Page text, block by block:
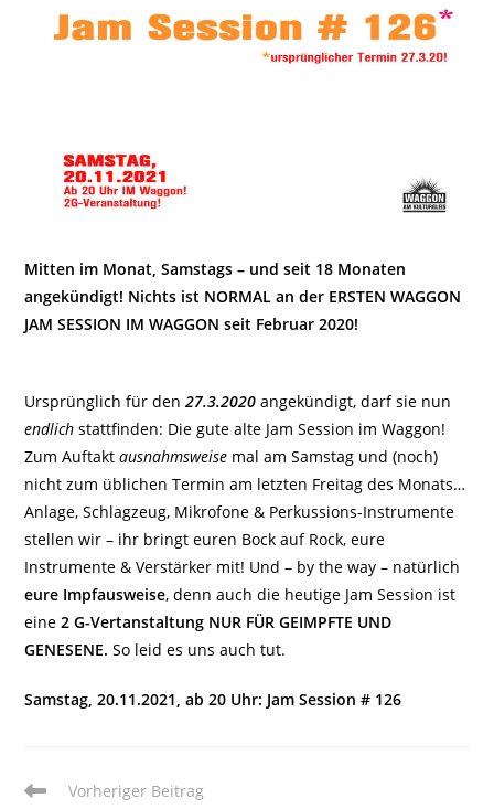
Mitten im Monat, Samstags – und seit 18 Monaten
angekündigt! Nichts ist NORMAL an der ERSTEN WAGGON
JAM SESSION IM WAGGON seit Februar 2020!
Ursprünglich für den27.3.2020 angekündigt, darf sie nun
endlichstattfinden: Die gute alte Jam Session im Waggon!
Zum Auftaktausnahmsweise mal am Samstag und (noch)
nicht zum üblichen Termin am letzten Freitag des Monats…
Anlage, Schlagzeug, Mikrofone & Perkussions-Instrumente
stellen wir – ihr bringt euren Bock auf Rock, eure
Instrumente & Verstärker mit! Und – by the way – natürlich
eure Impfausweise, denn auch die heutige Jam Session ist
eine 2 G-Vertanstaltung NUR FÜR GEIMPFTE UND
GENESENE. So leid es uns auch tut.
Samstag, 20.11.2021, ab 20 Uhr: Jam Session # 126
WeitereVorheriger Beitrag